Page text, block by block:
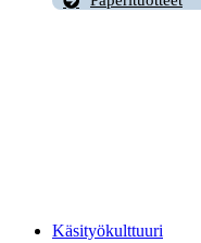
Käsityökulttuuri